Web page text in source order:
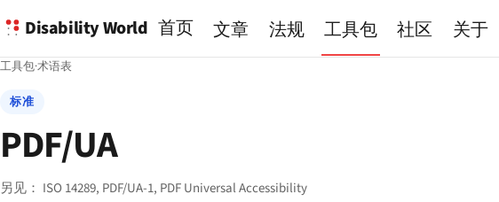
Disability World 首页 文章 法规 工具包 社区 关于
工具包·术语表
标准
PDF/UA
另见： ISO 14289, PDF/UA-1, PDF Universal Accessibility